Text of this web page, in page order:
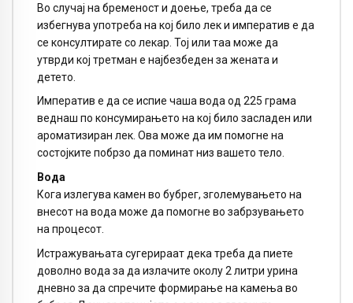
Во случај на бременост и доење, треба да се
избегнува употреба на кој било лек и императив е да
се консултирате со лекар. Тој или таа може да
утврди кој третман е најбезбеден за жената и
детето.
Императив е да се испие чаша вода од 225 грама
веднаш по консумирањето на кој било засладен или
ароматизиран лек. Ова може да им помогне на
состојките побрзо да поминат низ вашето тело.
Вода
Кога излегува камен во бубрег, зголемувањето на
внесот на вода може да помогне во забрзувањето
на процесот.
Истражувањата сугерираат дека треба да пиете
доволно вода за да излачите околу 2 литри урина
дневно за да спречите формирање на камења во